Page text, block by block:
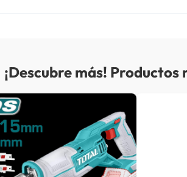
¡Descubre más! Productos